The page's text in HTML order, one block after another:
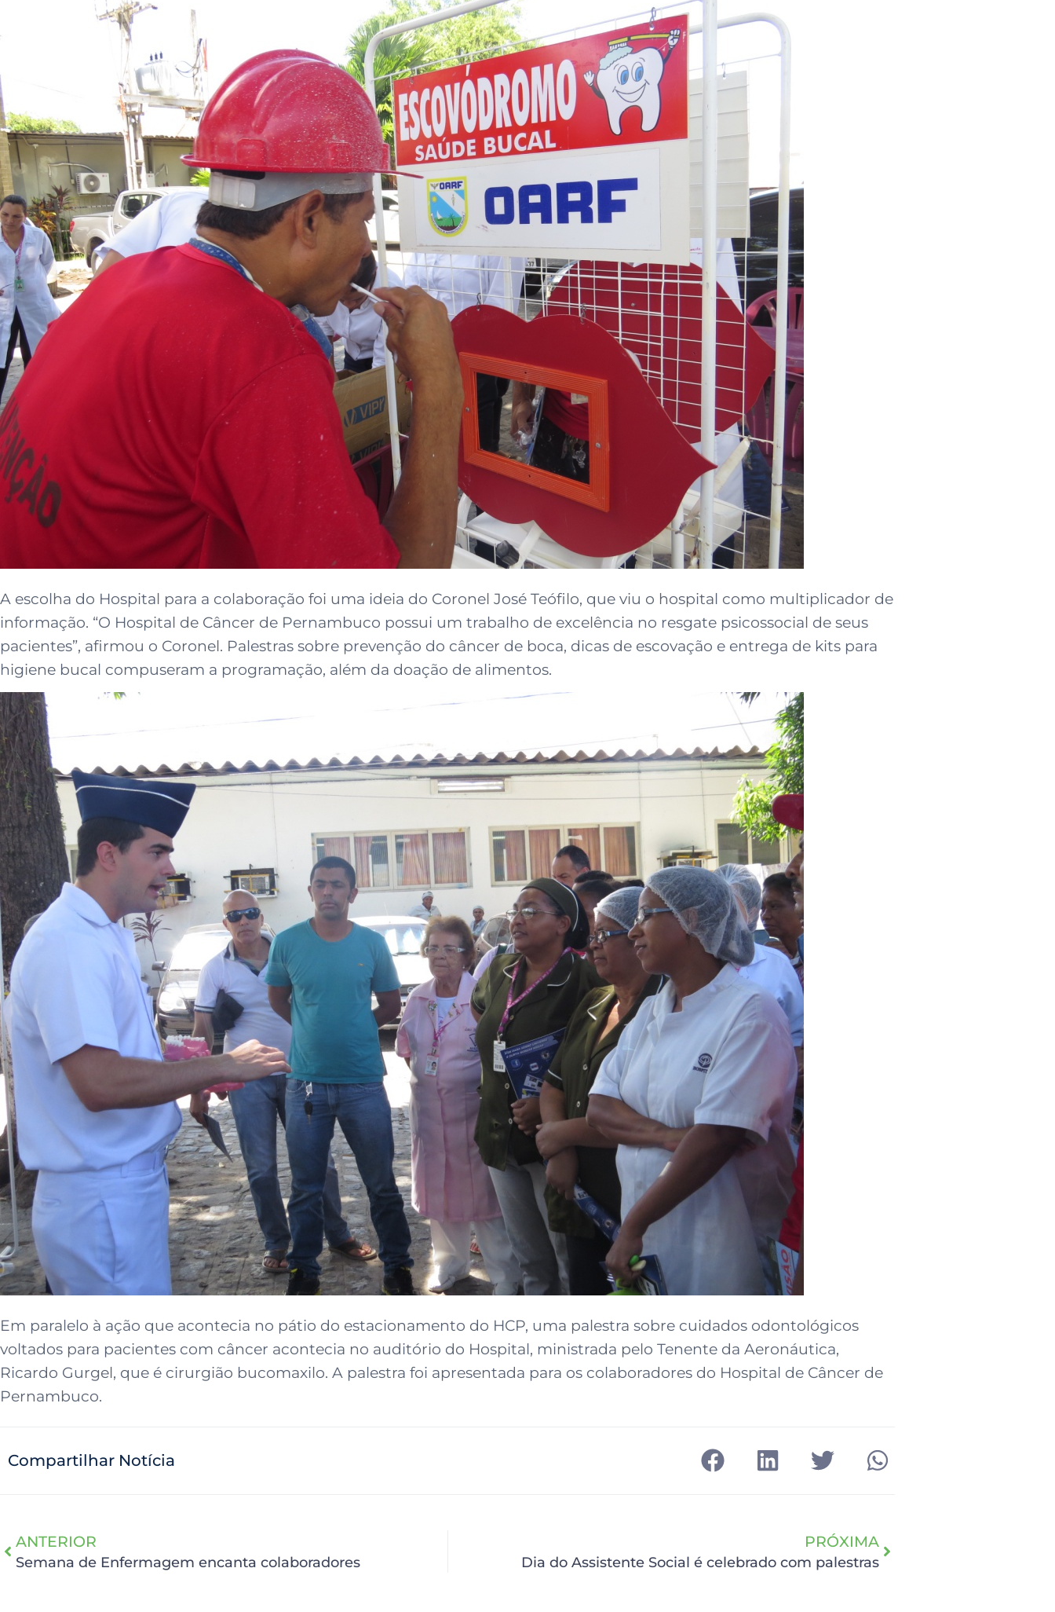
A escolha do Hospital para a colaboração foi uma ideia do Coronel José Teófilo, que viu o hospital como multiplicador de
informação. “O Hospital de Câncer de Pernambuco possui um trabalho de excelência no resgate psicossocial de seus
pacientes”, afirmou o Coronel. Palestras sobre prevenção do câncer de boca, dicas de escovação e entrega de kits para
higiene bucal compuseram a programação, além da doação de alimentos.
Em paralelo à ação que acontecia no pátio do estacionamento do HCP, uma palestra sobre cuidados odontológicos
voltados para pacientes com câncer acontecia no auditório do Hospital, ministrada pelo Tenente da Aeronáutica,
Ricardo Gurgel, que é cirurgião bucomaxilo. A palestra foi apresentada para os colaboradores do Hospital de Câncer de
Pernambuco.
Compartilhar Notícia
ANTERIOR
Semana de Enfermagem encanta colaboradores
PRÓXIMA
Dia do Assistente Social é celebrado com palestras